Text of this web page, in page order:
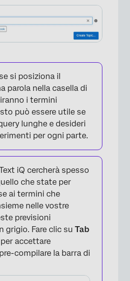
se si posiziona il
parola nella casella di
i termini
può essere utile se
lunghe e desideri
per ogni parte.
iQ cercherà spesso
che state per
ai termini che
nelle vostre
previsioni
grigio. Fare clic su Tab
accettare
compilare la barra di